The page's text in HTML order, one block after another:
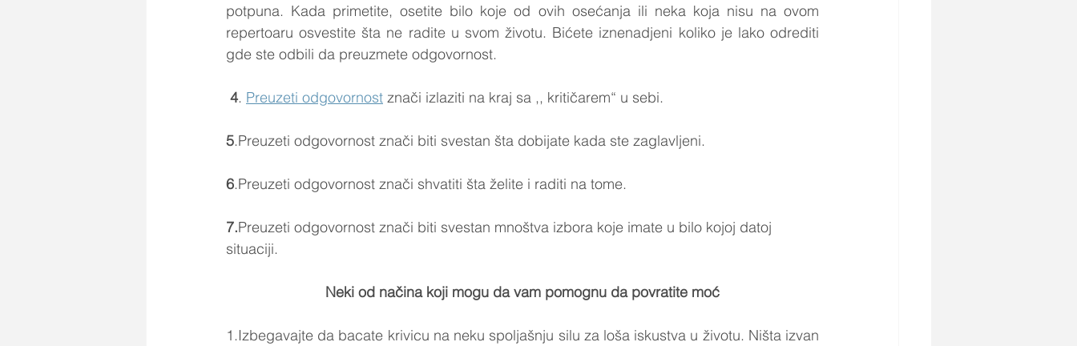
potpuna. Kada primetite, osetite bilo koje od ovih osećanja ili neka koja nisu na ovom
repertoaru osvestite šta ne radite u svom životu. Bićete iznenadjeni koliko je lako odrediti
gde ste odbili da preuzmete odgovornost.
4. Preuzeti odgovornost znači izlaziti na kraj sa ,, kritičarem“ u sebi.
5.Preuzeti odgovornost znači biti svestan šta dobijate kada ste zaglavljeni.
6.Preuzeti odgovornost znači shvatiti šta želite i raditi na tome.
7.Preuzeti odgovornost znači biti svestan mnoštva izbora koje imate u bilo kojoj datoj
situaciji.
Neki od načina koji mogu da vam pomognu da povratite moć
1.Izbegavajte da bacate krivicu na neku spoljašnju silu za loša iskustva u životu. Ništa izvan